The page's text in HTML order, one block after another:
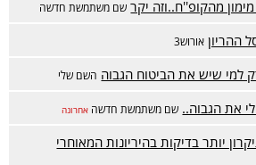
מימון מהקופ''ח..וזה יקר שם משתמשת חדשה
ההריון אורוש3
למי שיש את הביטוח הגבוה השם שלי
לי את הגבוה.. שם משתמשת חדשה אחרונה
יותר בדיקות בהיריונות המאוחרי